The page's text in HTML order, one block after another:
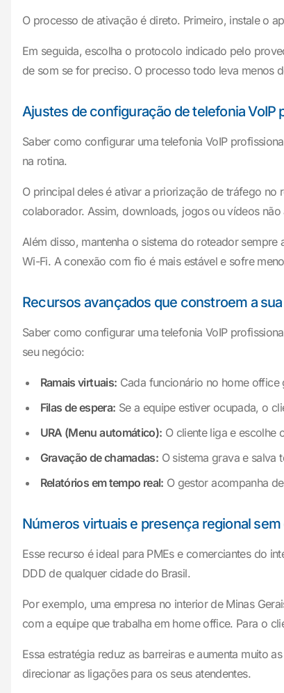
O processo de ativação é direto. Primeiro, instale o
Em seguida, escolha o protocolo indicado pelo
de som se for preciso. O processo todo leva menos
Ajustes de configuração de telefonia
Saber como configurar uma telefonia VoIP
na rotina.
O principal deles é ativar a priorização de tráfego no
colaborador. Assim, downloads, jogos ou vídeos
Além disso, mantenha o sistema do roteador
Wi-Fi. A conexão com fio é mais estável e sofre
Recursos avançados que constroem a
Saber como configurar uma telefonia VoIP
seu negócio:
Ramais virtuais: Cada funcionário no home
Filas de espera: Se a equipe estiver ocupada, o
URA (Menu automático): O cliente liga e escolhe
Gravação de chamadas: O sistema grava e salva
Relatórios em tempo real: O gestor acompanha
Números virtuais e presença regional
Esse recurso é ideal para PMEs e comerciantes do
DDD de qualquer cidade do Brasil.
Por exemplo, uma empresa no interior de Minas
com a equipe que trabalha em home office. Para o
Essa estratégia reduz as barreiras e aumenta muito
direcionar as ligações para os seus atendentes.